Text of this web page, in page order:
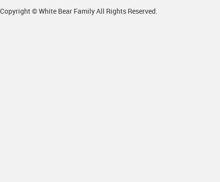
Copyright © White Bear Family All Rights Reserved.